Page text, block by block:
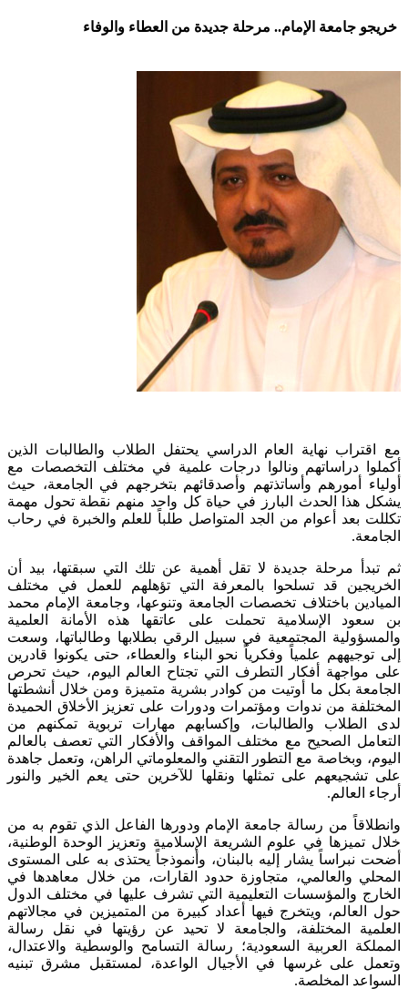
خريجو جامعة الإمام.. مرحلة جديدة من العطاء والوفاء
مع اقتراب نهاية العام الدراسي يحتفل الطلاب والطالبات الذين
أكملوا دراساتهم ونالوا درجات علمية في مختلف التخصصات مع
أولياء أمورهم وأساتذتهم وأصدقائهم بتخرجهم في الجامعة، حيث
يشكل هذا الحدث البارز في حياة كل واحد منهم نقطة تحول مهمة
تكللت بعد أعوام من الجد المتواصل طلباً للعلم والخبرة في رحاب
الجامعة.
ثم تبدأ مرحلة جديدة لا تقل أهمية عن تلك التي سبقتها، بيد أن
الخريجين قد تسلحوا بالمعرفة التي تؤهلهم للعمل في مختلف
الميادين باختلاف تخصصات الجامعة وتنوعها، وجامعة الإمام محمد
بن سعود الإسلامية تحملت على عاتقها هذه الأمانة العلمية
والمسؤولية المجتمعية في سبيل الرقي بطلابها وطالباتها، وسعت
إلى توجيههم علمياً وفكرياً نحو البناء والعطاء، حتى يكونوا قادرين
على مواجهة أفكار التطرف التي تجتاح العالم اليوم، حيث تحرص
الجامعة بكل ما أوتيت من كوادر بشرية متميزة ومن خلال أنشطتها
المختلفة من ندوات ومؤتمرات ودورات على تعزيز الأخلاق الحميدة
لدى الطلاب والطالبات، وإكسابهم مهارات تربوية تمكنهم من
التعامل الصحيح مع مختلف المواقف والأفكار التي تعصف بالعالم
اليوم، وبخاصة مع التطور التقني والمعلوماتي الراهن، وتعمل جاهدة
على تشجيعهم على تمثلها ونقلها للآخرين حتى يعم الخير والنور
أرجاء العالم.
وانطلاقاً من رسالة جامعة الإمام ودورها الفاعل الذي تقوم به من
خلال تميزها في علوم الشريعة الإسلامية وتعزيز الوحدة الوطنية،
أضحت نبراساً يشار إليه بالبنان، وأنموذجاً يحتذى به على المستوى
المحلي والعالمي، متجاوزة حدود القارات، من خلال معاهدها في
الخارج والمؤسسات التعليمية التي تشرف عليها في مختلف الدول
حول العالم، ويتخرج فيها أعداد كبيرة من المتميزين في مجالاتهم
العلمية المختلفة، والجامعة لا تحيد عن رؤيتها في نقل رسالة
المملكة العربية السعودية؛ رسالة التسامح والوسطية والاعتدال،
وتعمل على غرسها في الأجيال الواعدة، لمستقبل مشرق تبنيه
السواعد المخلصة.